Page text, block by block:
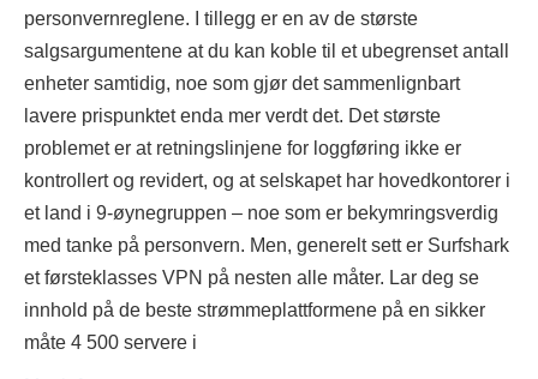
personvernreglene. I tillegg er en av de største
salgsargumentene at du kan koble til et ubegrenset antall
enheter samtidig, noe som gjør det sammenlignbart
lavere prispunktet enda mer verdt det. Det største
problemet er at retningslinjene for loggføring ikke er
kontrollert og revidert, og at selskapet har hovedkontorer i
et land i 9-øynegruppen – noe som er bekymringsverdig
med tanke på personvern. Men, generelt sett er Surfshark
et førsteklasses VPN på nesten alle måter. Lar deg se
innhold på de beste strømmeplattformene på en sikker
måte 4 500 servere i